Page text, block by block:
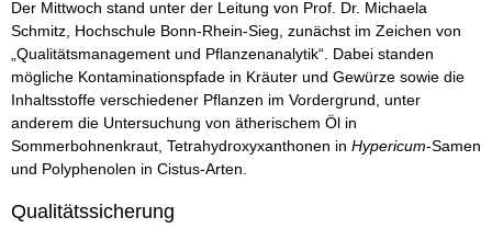
Der Mittwoch stand unter der Leitung von Prof. Dr. Michaela
Schmitz, Hochschule Bonn-Rhein-Sieg, zunächst im Zeichen von
„Qualitätsmanagement und Pflanzenanalytik“. Dabei standen
mögliche Kontaminationspfade in Kräuter und Gewürze sowie die
Inhaltsstoffe verschiedener Pflanzen im Vordergrund, unter
anderem die Untersuchung von ätherischem Öl in
Sommerbohnenkraut, Tetrahydroxyxanthonen in Hypericum-Samen
und Polyphenolen in Cistus-Arten.
Qualitätssicherung